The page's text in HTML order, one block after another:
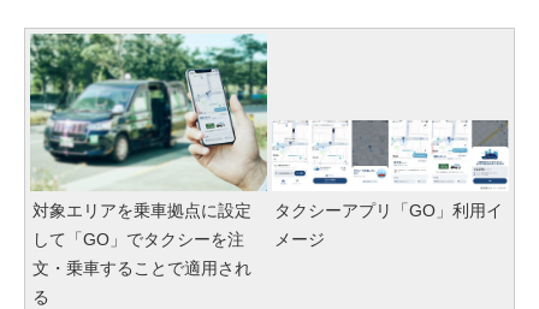
対象エリアを乗車拠点に設定
して「GO」でタクシーを注
文・乗車することで適用され
る
タクシーアプリ「GO」利用イ
メージ